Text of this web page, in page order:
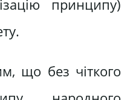
принципу)
що без чіткого